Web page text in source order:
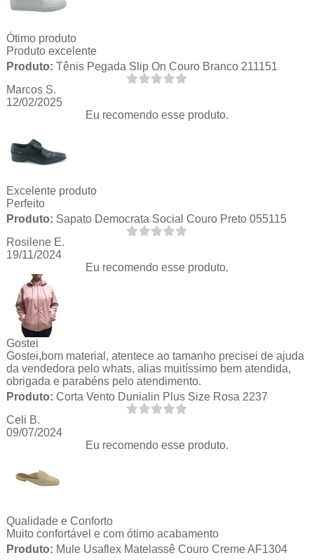
Ótimo produto
Produto excelente
Produto: Tênis Pegada Slip On Couro Branco 211151
Marcos S.
12/02/2025
Eu recomendo esse produto.
Excelente produto
Perfeito
Produto: Sapato Democrata Social Couro Preto 055115
Rosilene E.
19/11/2024
Eu recomendo esse produto.
Gostei
Gostei,bom material, atentece ao tamanho precisei de ajuda
da vendedora pelo whats, alias muitíssimo bem atendida,
obrigada e parabéns pelo atendimento.
Produto: Corta Vento Dunialin Plus Size Rosa 2237
Celi B.
09/07/2024
Eu recomendo esse produto.
Qualidade e Conforto
Muito confortável e com ótimo acabamento
Produto: Mule Usaflex Matelassê Couro Creme AF1304